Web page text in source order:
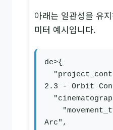
아래는 일관성을 유
미터 예시입니다.
de>{
2.3 - Orbit
Arc",